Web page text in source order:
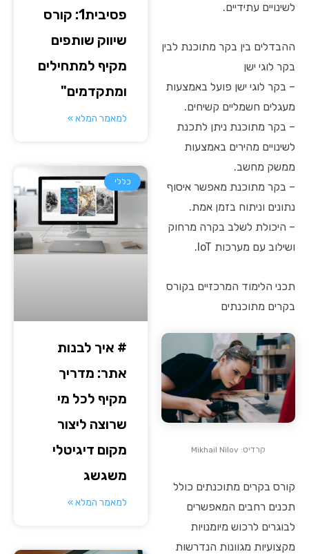
לשינויים עתידיים.
ההבדלים בין בקר מתוכנת לבין
בקר לוגי ישן
– בקר לוגי ישן פועל באמצעות
מעגלים חשמליים קשיחים.
– בקר מתוכנת ניתן לתכנת
לשינויים מהירים באמצעות
ממשק מחשב.
– בקר מתוכנת מאפשר איסוף
נתונים וניתוח בזמן אמת.
– היכולת לשלב בקרה מרחוק
ושילוב עם מערכות IoT.
תכני הלימוד המרכזיים בקורס
בקרים מתוכנתים
קרדיט: Mikhail Nilov
קורס בקרים מתוכנתים כולל
תכנים רחבים המאפשרים
לבוגרים לרכוש מיומנויות
מקצועיות מגוונות הנדרשות
פסיבית1: קורס
שיווק שותפים
מקיף למתחילים
ומתקדמים"
למאמר המלא »
כללי
# איך לבנות
אתר: מדריך
מקיף לכל מי
שרוצה ליצור
מקום דיגיטלי
משגשג
למאמר המלא »